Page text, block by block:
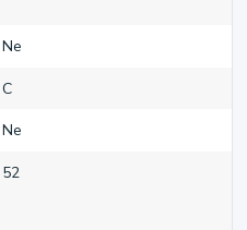
Ne
C
Ne
52